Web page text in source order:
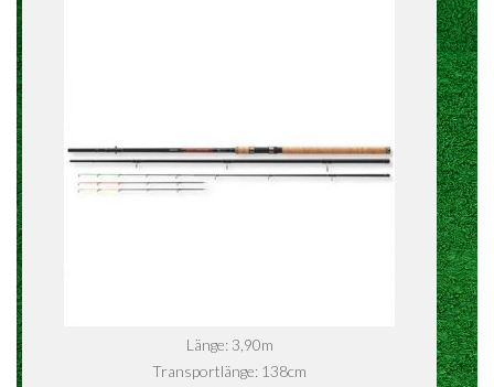
Länge: 3,90m
Transportlänge: 138cm